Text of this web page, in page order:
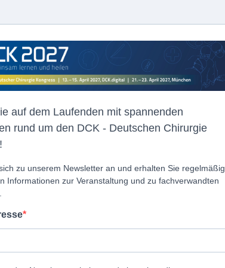
auf dem Laufenden mit spannenden
rund um den DCK - Deutschen Chirurgie
zu unserem Newsletter an und erhalten Sie regelmäßig
Informationen zur Veranstaltung und zu fachverwandten